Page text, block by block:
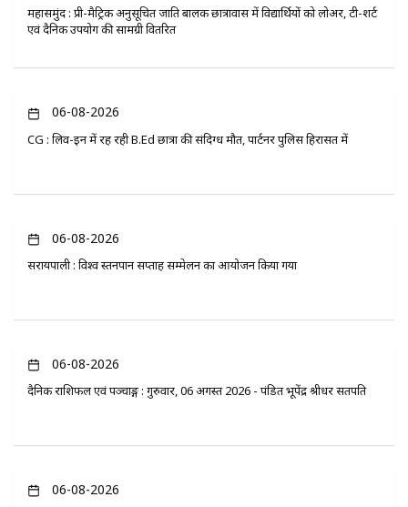
महासमुंद : प्री-मैट्रिक अनुसूचित जाति बालक छात्रावास में विद्यार्थियों को लोअर, टी-शर्ट
एवं दैनिक उपयोग की सामग्री वितरित
06-08-2026
CG : लिव-इन में रह रही B.Ed छात्रा की संदिग्ध मौत, पार्टनर पुलिस हिरासत में
06-08-2026
सरायपाली : विश्व स्तनपान सप्ताह सम्मेलन का आयोजन किया गया
06-08-2026
दैनिक राशिफल एवं पञ्चाङ्ग : गुरुवार, 06 अगस्त 2026 - पंडित भूपेंद्र श्रीधर सतपति
06-08-2026